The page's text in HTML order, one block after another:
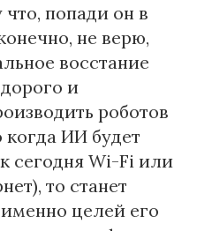
попади он в
не верю,
восстание
и
роботов
когда ИИ будет
сегодня Wi-Fi или
то станет
целей его